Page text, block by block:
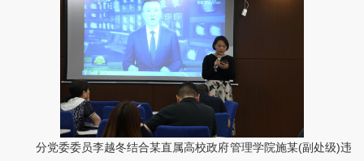
分党委委员李越冬结合某直属高校政府管理学院施某(副处级)违